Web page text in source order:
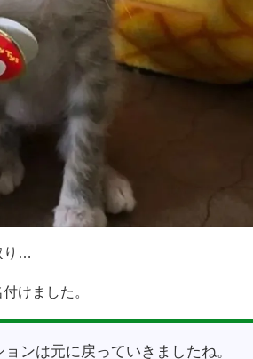
り…
けました。
ンは元に戻っていきましたね。